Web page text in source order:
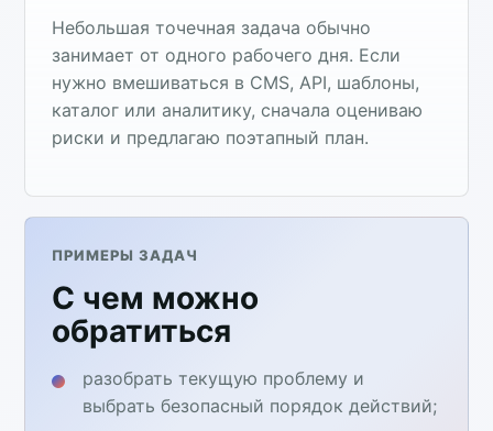
Небольшая точечная задача обычно
занимает от одного рабочего дня. Если
нужно вмешиваться в CMS, API, шаблоны,
каталог или аналитику, сначала оцениваю
риски и предлагаю поэтапный план.
ПРИМЕРЫ ЗАДАЧ
С чем можно
обратиться
разобрать текущую проблему и
выбрать безопасный порядок действий;